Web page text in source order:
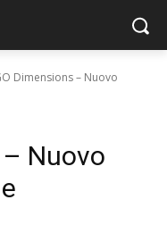
Dimensions – Nuovo
– Nuovo